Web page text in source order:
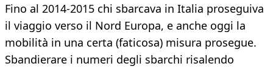
Fino al 2014-2015 chi sbarcava in Italia proseguiva
il viaggio verso il Nord Europa, e anche oggi la
mobilità in una certa (faticosa) misura prosegue.
Sbandierare i numeri degli sbarchi risalendo